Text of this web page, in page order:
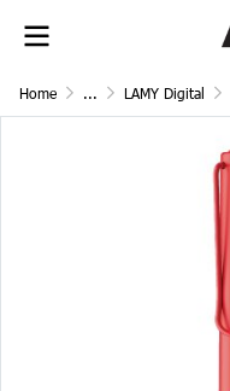
Home ... LAMY Digital